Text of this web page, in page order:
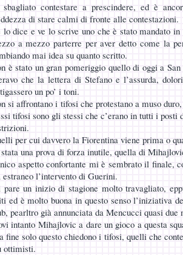
sbagliato contestare a prescindere, ed è
di stare calmi di fronte alle contestazioni.
lo dice e ve lo scrive uno che è stato mandato
a mezzo parterre per aver detto come la
mai idea su quanto scritto.
è stato un gran pomeriggio quello di oggi a
che la lettera di Stefano e l’assurda,
un po’ i toni.
si affrontano i tifosi che protestano a muso
tifosi sono gli stessi che c’erano in tutti i posti
per cui davvero la Fiorentina viene prima o
stata una prova di forza inutile, quella di
aspetto confortante mi è sembrato il finale,
estraneo l’intervento di Guerini.
un inizio di stagione molto travagliato,
ed è molto buona in questo senso l’iniziativa
pearltro già annunciata da Mencucci quasi due
intanto Mihajlovic a dare un gioco a questa
fine solo questo chiedono i tifosi, quelli che
ottimisti.